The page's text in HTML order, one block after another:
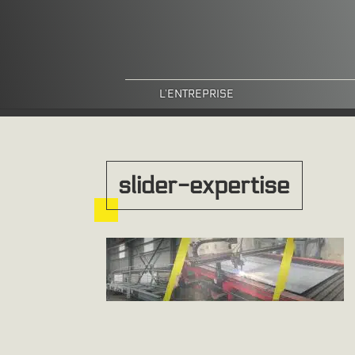
L’ENTREPRISE
slider-expertise